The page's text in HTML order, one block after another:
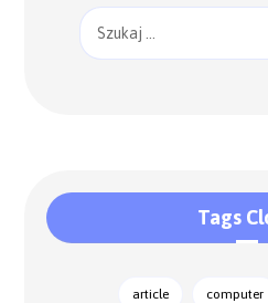
Tags
article computer